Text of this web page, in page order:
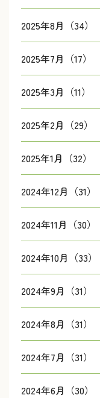
2025年8月（34）
2025年7月（17）
2025年3月（11）
2025年2月（29）
2025年1月（32）
2024年12月（31）
2024年11月（30）
2024年10月（33）
2024年9月（31）
2024年8月（31）
2024年7月（31）
2024年6月（30）